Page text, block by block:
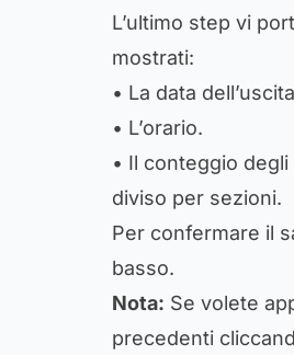
L’ultimo step vi
mostrati:
• La data
• L’orario.
• Il conteggio
diviso per sezioni.
Per confermare il
basso.
Nota: Se volete
precedenti